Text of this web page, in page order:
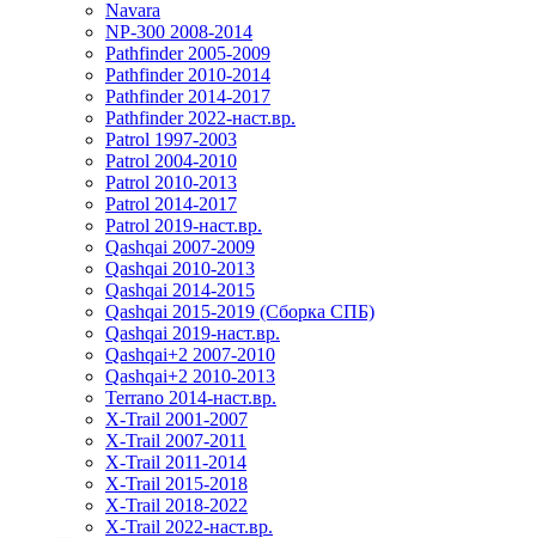
Navara
NP-300 2008-2014
Pathfinder 2005-2009
Pathfinder 2010-2014
Pathfinder 2014-2017
Pathfinder 2022-наст.вр.
Patrol 1997-2003
Patrol 2004-2010
Patrol 2010-2013
Patrol 2014-2017
Patrol 2019-наст.вр.
Qashqai 2007-2009
Qashqai 2010-2013
Qashqai 2014-2015
Qashqai 2015-2019 (Сборка СПБ)
Qashqai 2019-наст.вр.
Qashqai+2 2007-2010
Qashqai+2 2010-2013
Terrano 2014-наст.вр.
X-Trail 2001-2007
X-Trail 2007-2011
X-Trail 2011-2014
X-Trail 2015-2018
X-Trail 2018-2022
X-Trail 2022-наст.вр.